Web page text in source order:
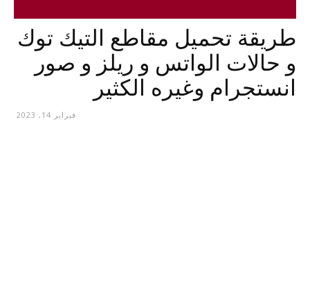
طريقة تحميل مقاطع التيك توك
و حالات الواتس و ريلز و صور
انستجرام وغيره الكثير
فبراير 14, 2023